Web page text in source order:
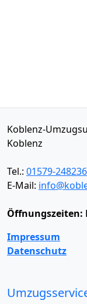
Koblenz-
Koblenz
Tel.: 01579-
E-Mail:
Öffnungszeiten:
Impressum
Datenschutz